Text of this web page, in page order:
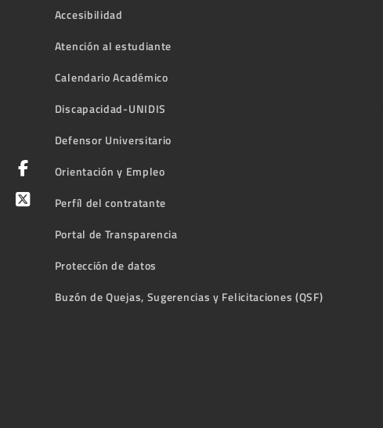
Accesibilidad
Atención al estudiante
Calendario Académico
Discapacidad-UNIDIS
Defensor Universitario
Orientación y Empleo
Perfíl del contratante
Portal de Transparencia
Protección de datos
Buzón de Quejas, Sugerencias y Felicitaciones (QSF)